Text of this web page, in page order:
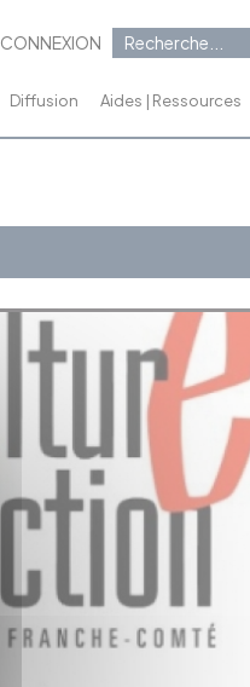
CONNEXION
Diffusion Aides | Ressources